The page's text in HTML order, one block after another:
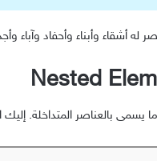
بالعناصر المتداخلة. إليك